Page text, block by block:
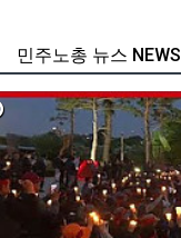
주노총 뉴스 NEWS